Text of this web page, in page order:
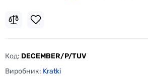
Код: DECEMBER/P/TUV
Виробник: Kratki